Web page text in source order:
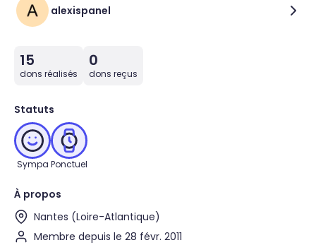
alexispanel
15
dons réalisés
0
dons reçus
Statuts
Sympa Ponctuel
À propos
Nantes (Loire-Atlantique)
Membre depuis le 28 févr. 2011